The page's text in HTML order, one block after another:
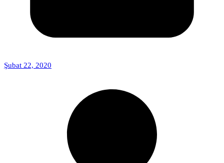
Şubat 22, 2020